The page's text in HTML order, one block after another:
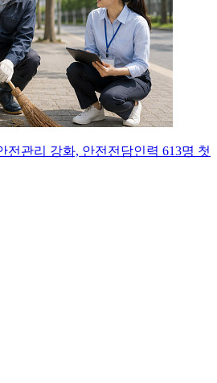
전관리 강화, 안전전담인력 613명 첫